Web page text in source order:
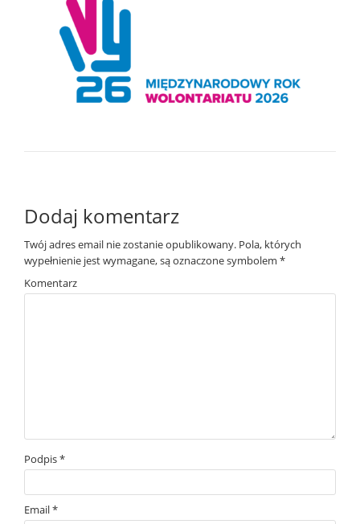
Dodaj komentarz
Twój adres email nie zostanie opublikowany. Pola, których
wypełnienie jest wymagane, są oznaczone symbolem *
Komentarz
Podpis*
Email*